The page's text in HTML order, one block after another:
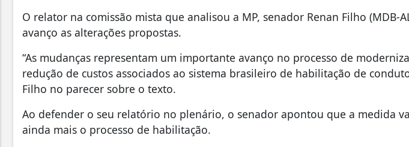
O relator na comissão mista que analisou a MP, senador Renan Filho (MDB-
avanço as alterações propostas.
“As mudanças representam um importante avanço no processo de
redução de custos associados ao sistema brasileiro de habilitação de
Filho no parecer sobre o texto.
Ao defender o seu relatório no plenário, o senador apontou que a medida
ainda mais o processo de habilitação.